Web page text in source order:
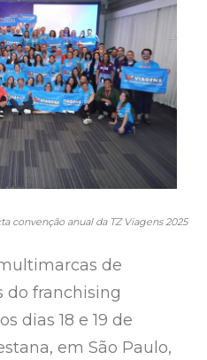
convenção anual da TZ Viagens 2025
de
do franchising
dias 18 e 19 de
em São Paulo,